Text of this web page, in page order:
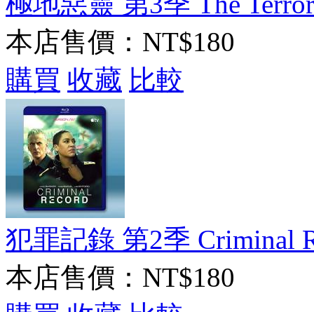
本店售價： NT$180
購買 收藏 比較
犯罪記錄 第2季 Criminal
本店售價： NT$180